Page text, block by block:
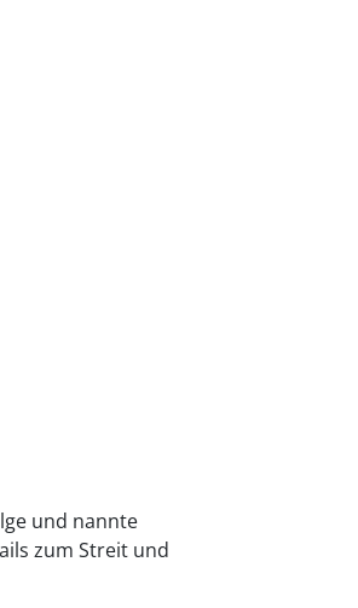
und nannte
zum Streit und